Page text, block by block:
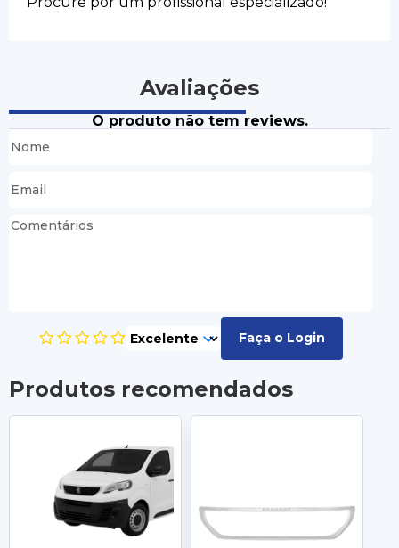
Avaliações
O produto não tem reviews.
Faça o Login
Produtos recomendados